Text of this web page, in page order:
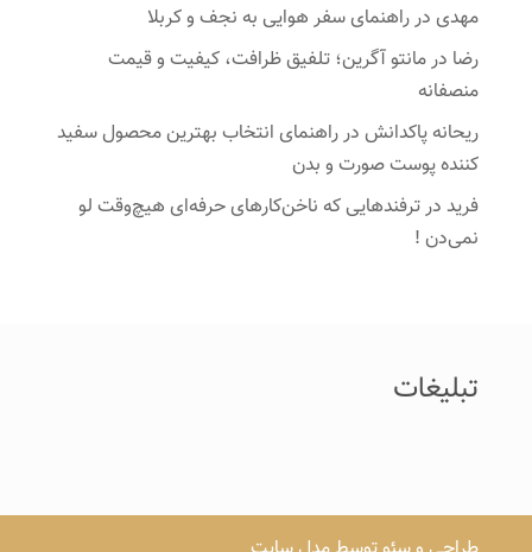
مهدیدرراهنمای سفر هوایی به نجف و کربلا
رضا درمانتو آگرین؛ تلفیق ظرافت، کیفیت و قیمت
منصفانه
ریحانه پاکدانشدرراهنمای انتخاب بهترین محصول سفید
کننده پوست صورت و بدن
فریددرترفندهایی که ناخن‌کارهای حرفه‌ای هیچ‌وقت لو
نمی‌دن !
تبلیغات